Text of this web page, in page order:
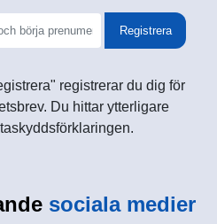
Registrera
registrerar du dig för
Du hittar ytterligare
sociala medier